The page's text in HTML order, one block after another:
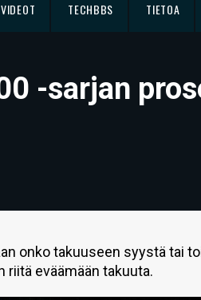
VIDEOT TECHBBS TIETOA
-sarjan
onko takuuseen syystä tai
eväämään takuuta.